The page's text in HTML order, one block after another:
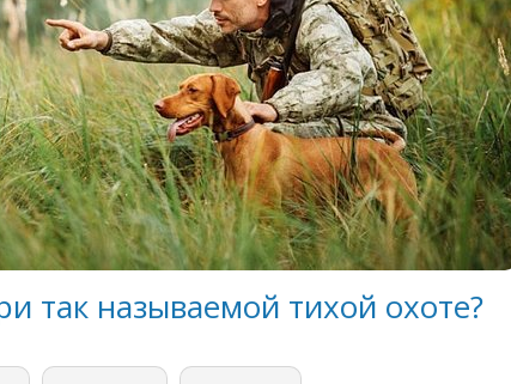
так называемой тихой охоте?